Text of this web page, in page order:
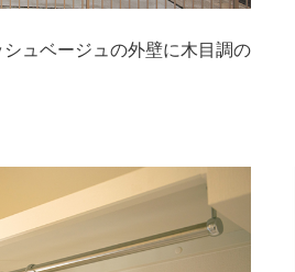
ュベージュの外壁に木目調の